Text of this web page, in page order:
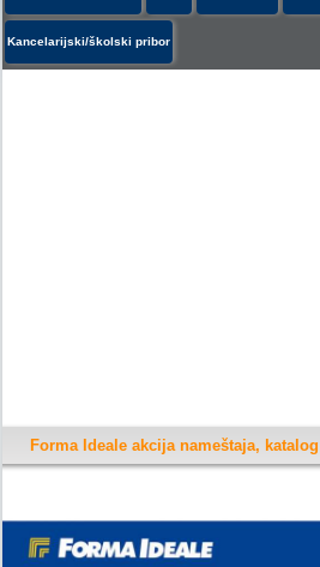
Kancelarijski/školski pribor
Forma Ideale akcija nameštaja,